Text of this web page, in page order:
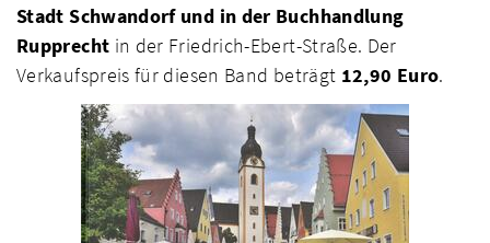
Stadt Schwandorf und in der Buchhandlung
Rupprecht in der Friedrich-Ebert-Straße. Der
Verkaufspreis für diesen Band beträgt 12,90 Euro.